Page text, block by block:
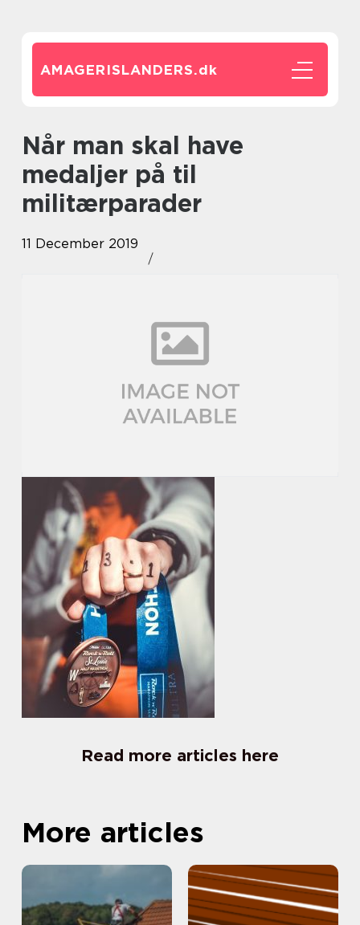
AMAGERISLANDERS.dk
Når man skal have
medaljer på til
militærparader
11 December 2019
Read more articles here
More articles